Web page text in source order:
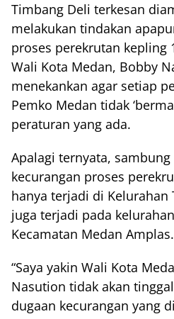
Timbang Deli terkesan
melakukan tindakan
proses perekrutan kepling
Wali Kota Medan, Bobby
menekankan agar setiap
Pemko Medan tidak
peraturan yang ada.
Apalagi ternyata,
kecurangan proses
hanya terjadi di
juga terjadi pada
Kecamatan Medan Amplas.
“Saya yakin Wali Kota
Nasution tidak akan
dugaan kecurangan yang